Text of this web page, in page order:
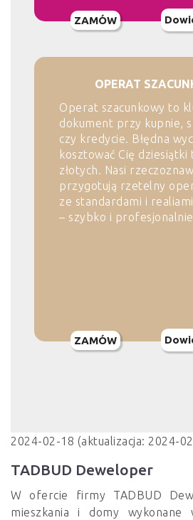
ZAMÓW
OPERAT
Operat szacunkowy to
dokument przy kupnie,
czy kredycie. Błędna
kosztować Cię dziesiątki
złotych. Nasi
przygotują rzetelny
ze standardami i
– szybko i
ZAMÓW
2024-02-18 (aktualizacja: 2024-
TADBUD Deweloper
W ofercie firmy TADBUD
mieszkania i domy wykonane